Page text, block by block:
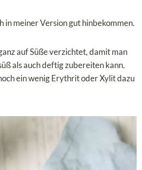
in meiner Version gut hinbekommen.
auf Süße verzichtet, damit man
als auch deftig zubereiten kann.
ein wenig Erythrit oder Xylit dazu